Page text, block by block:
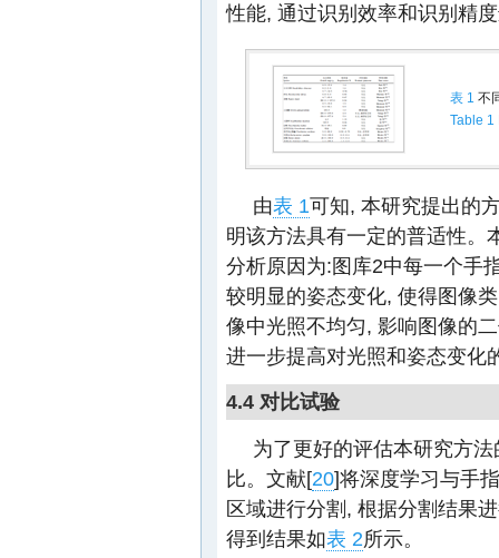
性能, 通过识别效率和识别精
表 1 不
Table 1
由表 1可知, 本研究提出的
明该方法具有一定的普适性。
分析原因为:图库2中每一个手
较明显的姿态变化, 使得图像
像中光照不均匀, 影响图像的
进一步提高对光照和姿态变化
4.4 对比试验
为了更好的评估本研究方
比。文献[20]将深度学习与手
区域进行分割, 根据分割结果
得到结果如表 2所示。